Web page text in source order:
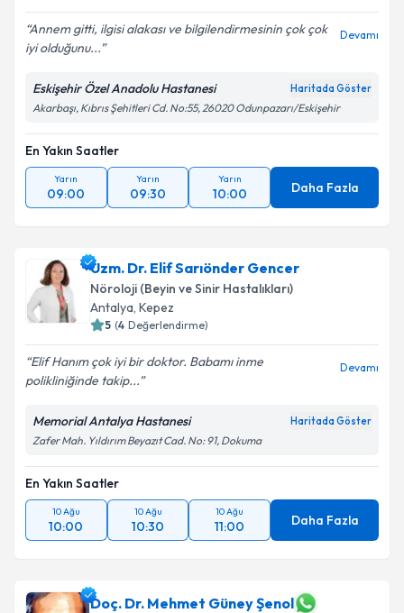
Annem gitti, ilgisi alakası ve bilgilendirmesinin çok çok
iyi olduğunu...
Devamı
Eskişehir Özel Anadolu Hastanesi Haritada Göster
Akarbaşı, Kıbrıs Şehitleri Cd. No:55, 26020 Odunpazarı/Eskişehir
En Yakın Saatler
Yarın
09:00
Yarın
09:30
Yarın
10:00 Daha Fazla
Uzm. Dr. Elif Sarıönder Gencer
Nöroloji (Beyin ve Sinir Hastalıkları)
Antalya, Kepez
5 (4 Değerlendirme)
Elif Hanım çok iyi bir doktor. Babamı inme
polikliniğinde takip...
Devamı
Memorial Antalya Hastanesi Haritada Göster
Zafer Mah. Yıldırım Beyazıt Cad. No: 91, Dokuma
En Yakın Saatler
10 Ağu
10:00
10 Ağu
10:30
10 Ağu
11:00 Daha Fazla
Doç. Dr. Mehmet Güney Şenol